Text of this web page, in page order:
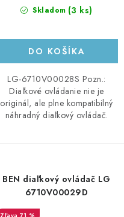
Skladom (3 ks)
DO KOŠÍKA
LG-6710V00028S Pozn.:
Diaľkové ovládanie nie je
originál, ale plne kompatibilný
náhradný diaľkový ovládač.
BEN diaľkový ovládač LG
6710V00029D